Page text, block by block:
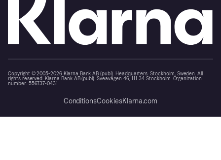
Copyright © 2005-2026 Klarna Bank AB (publ). Headquarters: Stockholm, Sweden. All
rights reserved. Klarna Bank AB (publ). Sveavägen 46, 111 34 Stockholm. Organization
number: 556737-0431
ConditionsCookiesKlarna.com